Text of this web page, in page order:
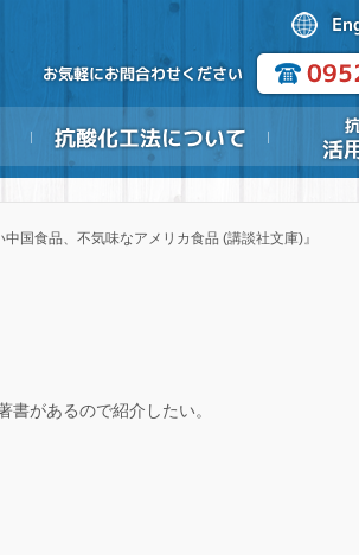
国食品、不気味なアメリカ食品 (講談社文庫)』
があるので紹介したい。